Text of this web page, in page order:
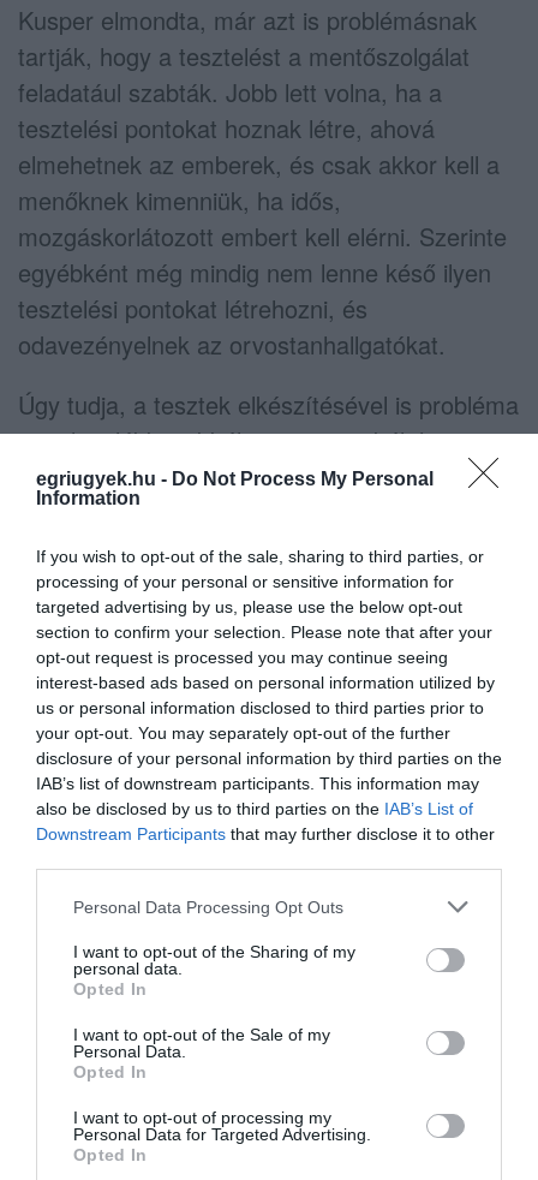
egriugyek.hu - Do Not Process My Personal
Information
If you wish to opt-out of the sale, sharing to third parties, or
processing of your personal or sensitive information for
targeted advertising by us, please use the below opt-out
section to confirm your selection. Please note that after your
opt-out request is processed you may continue seeing
interest-based ads based on personal information utilized by
us or personal information disclosed to third parties prior to
your opt-out. You may separately opt-out of the further
disclosure of your personal information by third parties on the
IAB’s list of downstream participants. This information may
also be disclosed by us to third parties on the IAB’s List of
Downstream Participants that may further disclose it to other
Please note that this website/app uses one or more Google
not limited to your visit or usage behaviour. You may click to
grant or deny consent to Google and its third-party tags to
use your data for below specified purposes in below Google
consent section.
Personal Data Processing Opt Outs
I want to opt-out of the Sharing of my
personal data.
Opted In
I want to opt-out of the Sale of my
Personal Data.
Opted In
I want to opt-out of processing my
Personal Data for Targeted Advertising.
Opted In
Kusper elmondta, már azt is problémásnak
tartják, hogy a tesztelést a mentőszolgálat
feladatául szabták. Jobb lett volna, ha a
tesztelési pontokat hoznak létre, ahová
elmehetnek az emberek, és csak akkor kell a
menőknek kimenniük, ha idős,
mozgáskorlátozott embert kell elérni. Szerinte
egyébként még mindig nem lenne késő ilyen
tesztelési pontokat létrehozni, és
odavezényelnek az orvostanhallgatókat.
Úgy tudja, a tesztek elkészítésével is probléma
van, legalábbis abból a szempontból, hogy
hiába végzik el a mentők a teszteket, az
elemzésnél is hiány van. Ott is kevesen
dolgoznak, és kollégái értesülései alapján úgy
tudja, közülük is többen karanténba kerültek.
ÚJ REKORD: ÓRIÁSIT NŐTT EGY NAP ALATT HEVES
MEGYÉBEN A KORONAVÍRUS-FERTŐZÖTTEK SZÁMA
Még soha nem regisztráltak ennyi Covid-
beteget 24 óra alatt térségünkben, ráadásul
nagyot nőtt az adat az eddigi rekordhoz
képest. 3581 újabb magyar állampolgárnál
mutatták ki az új koronavírus-fertőzést
(COVID-19), ezzel 82 780 főre nőtt a
száma.
Ne maradjon le a legfrissebb hírekről, kövessen
bennünket az EGRI ÜGYEK Google Hírek oldalán!